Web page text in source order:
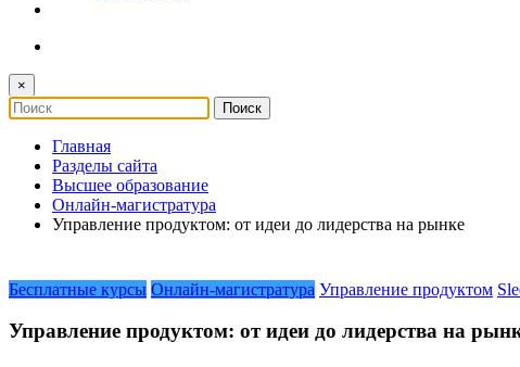
×
Главная
Разделы сайта
Высшее образование
Онлайн-магистратура
Управление продуктом: от идеи до лидерства на рынке
Бесплатные курсы Онлайн-магистратура Управление продуктом
Управление продуктом: от идеи до лидерства на